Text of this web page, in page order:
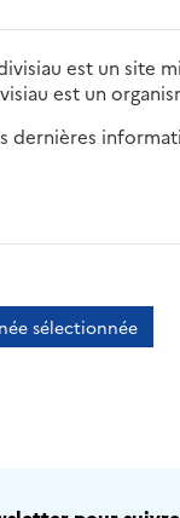
est un
est un
dernières
sélectionnée